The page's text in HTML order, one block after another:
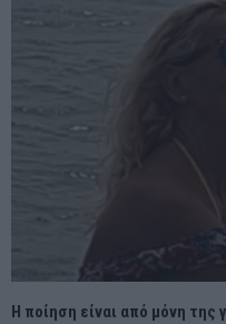
Η ποίηση είναι από μόνη της